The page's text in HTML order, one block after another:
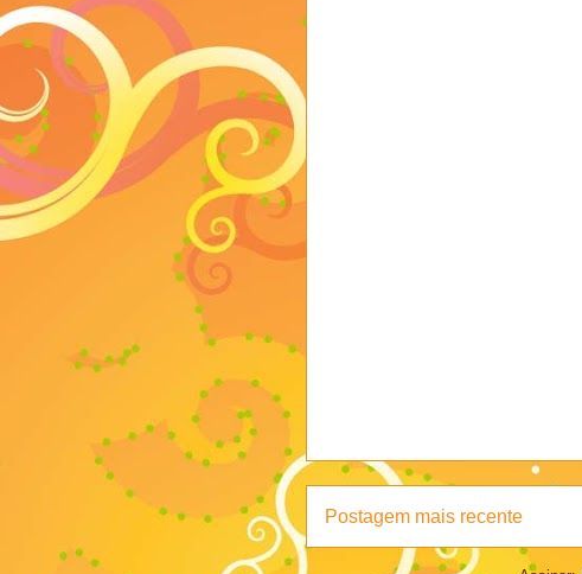
Postagem mais recente